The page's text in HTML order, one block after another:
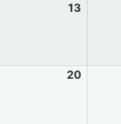
13
20